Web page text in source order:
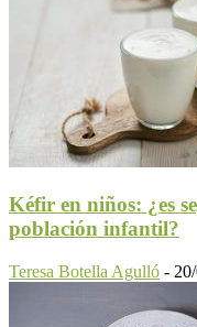
Kéfir en niños: ¿es
población infantil?
Teresa Botella Agulló -